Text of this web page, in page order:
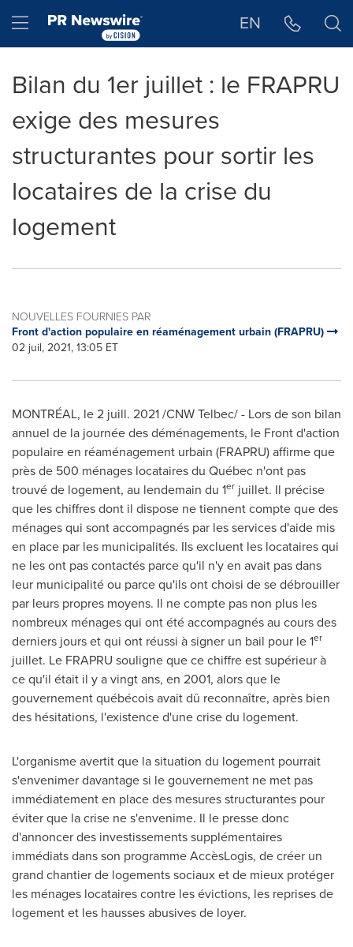
Hamburger menu EN
Bilan du 1er juillet : le FRAPRU
exige des mesures
structurantes pour sortir les
locataires de la crise du
logement
NOUVELLES FOURNIES PAR
Front d'action populaire en réaménagement urbain (FRAPRU)
02 juil, 2021, 13:05 ET
MONTRÉAL, le 2 juill. 2021 /CNW Telbec/ - Lors deson bilan
annuel de la journée des déménagements, le Front d'action
populaire en réaménagement urbain (FRAPRU) affirme que
près de 500 ménages locataires du Québec n'ont pas
trouvé de logement, au lendemain du 1er juillet. Il précise
que les chiffres dont il dispose ne tiennent compte que des
ménages qui sont accompagnés par les services d'aide mis
en place par les municipalités. Ils excluent les locataires qui
ne les ont pas contactés parce qu'il n'y en avait pas dans
leur municipalité ou parce qu'ils ont choisi de se débrouiller
par leurs propres moyens. Il ne compte pas non plus les
nombreux ménages qui ont été accompagnés au cours des
derniers jours et qui ont réussi à signer un bail pour le 1er
juillet. Le FRAPRU souligne que ce chiffre est supérieur à
ce qu'il était il y a vingt ans, en 2001, alors que le
gouvernement québécois avait dû reconnaître, après bien
des hésitations, l'existence d'une crise du logement.
L'organisme avertit que la situation du logement pourrait
s'envenimer davantage si le gouvernement ne met pas
immédiatement en place des mesures structurantes pour
éviter que la crise ne s'envenime. Il le presse donc
d'annoncer des investissements supplémentaires
immédiats dans son programme AccèsLogis, de créer un
grand chantier de logements sociaux et de mieux protéger
les ménages locataires contre les évictions, les reprises de
logement et les hausses abusives de loyer.